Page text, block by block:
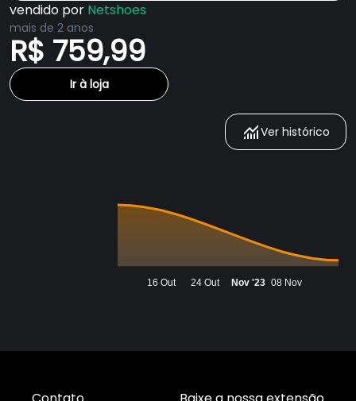
vendido por Netshoes
mais de 2 anos
R$ 759,99
Ir à loja
Ver histórico
16 Out 24 Out Nov '23 08 Nov